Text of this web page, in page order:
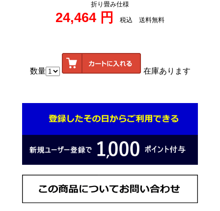
折り畳み仕様
24,464 円 税込 送料無料
数量 在庫あります